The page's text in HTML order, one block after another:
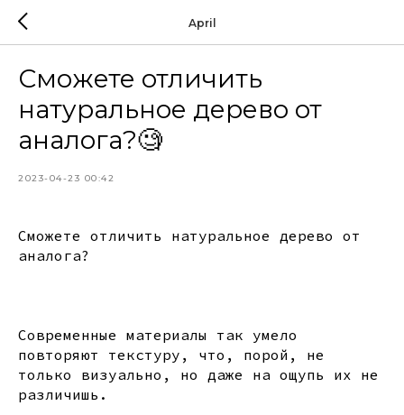
April
Сможете отличить
натуральное дерево от
аналога?🧐
2023-04-23 00:42
Сможете отличить натуральное дерево от
аналога?
Современные материалы так умело
повторяют текстуру, что, порой, не
только визуально, но даже на ощупь их не
различишь.